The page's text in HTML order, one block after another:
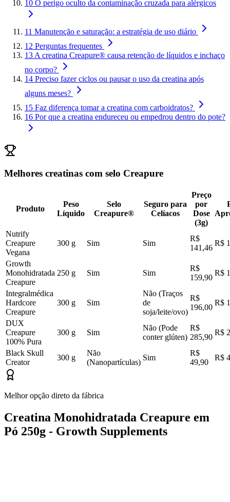
10 O perigo oculto da contaminação cruzada para alérgicos
11 Manutenção e saturação: a estratégia de uso diário
12 Perguntas frequentes
13 A creatina Creapure® causa retenção de líquidos e inchaço
no corpo?
14 Preciso fazer ciclos ou pausar o uso da creatina após
alguns meses?
15 Faz diferença tomar a creatina com carboidratos?
16 Por que a creatina endureceu ou empedrou dentro do pote?
Melhores creatinas com selo Creapure
Produto
Peso
Líquido
Selo
Creapure®
Seguro para
Celíacos
Preço
por
Dose
(3g)
Nutrify
Creapure
Vegana
300 g Sim Sim
R$
141,46
R$
Growth
Monohidratada
Creapure
250 g Sim Sim
R$
159,90
R$
Integralmédica
Hardcore
Creapure
300 g Sim
Não (Traços
de
soja/leite/ovo)
R$
196,00
R$
DUX
Creapure
100% Pura
300 g Sim
Não (Pode
conter glúten)
R$
285,90
R$
Black Skull
Creator
300 g
Não
(Nanopartículas)
Sim
R$
49,90
R$
Melhor opção direto da fábrica
Creatina Monohidratada Creapure em
Pó 250g - Growth Supplements